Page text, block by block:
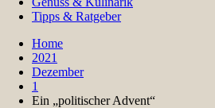
Tipps & Ratgeber
Home
2021
Dezember
1
Ein „politischer Advent“